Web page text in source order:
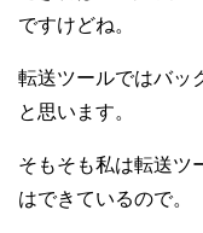
ですけどね。
転送ツールではバッ
と思います。
そもそも私は転送ツ
はできているので。